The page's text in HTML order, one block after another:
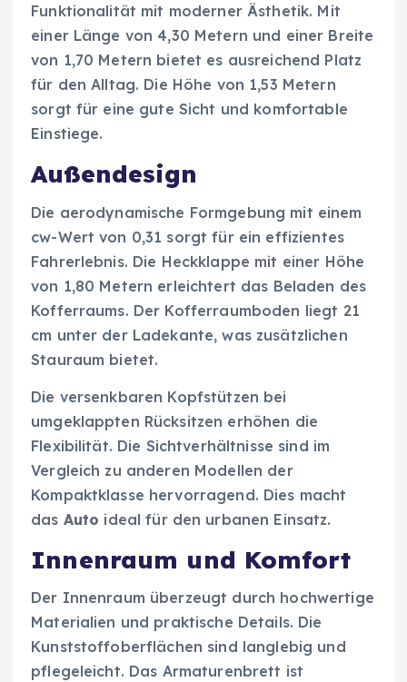
Funktionalität mit moderner Ästhetik. Mit
einer Länge von 4,30 Metern und einer Breite
von 1,70 Metern bietet es ausreichend Platz
für den Alltag. Die Höhe von 1,53 Metern
sorgt für eine gute Sicht und komfortable
Einstiege.
Außendesign
Die aerodynamische Formgebung mit einem
cw-Wert von 0,31 sorgt für ein effizientes
Fahrerlebnis. Die Heckklappe mit einer Höhe
von 1,80 Metern erleichtert das Beladen des
Kofferraums. Der Kofferraumboden liegt 21
cm unter der Ladekante, was zusätzlichen
Stauraum bietet.
Die versenkbaren Kopfstützen bei
umgeklappten Rücksitzen erhöhen die
Flexibilität. Die Sichtverhältnisse sind im
Vergleich zu anderen Modellen der
Kompaktklasse hervorragend. Dies macht
das Auto ideal für den urbanen Einsatz.
Innenraum und Komfort
Der Innenraum überzeugt durch hochwertige
Materialien und praktische Details. Die
Kunststoffoberflächen sind langlebig und
pflegeleicht. Das Armaturenbrett ist